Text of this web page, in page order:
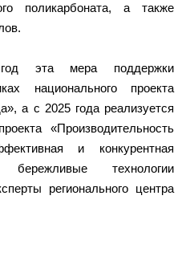
поликарбоната, а также
эта мера поддержки
национального проекта
а с 2025 года реализуется
«Производительность
и конкурентная
бережливые технологии
регионального центра